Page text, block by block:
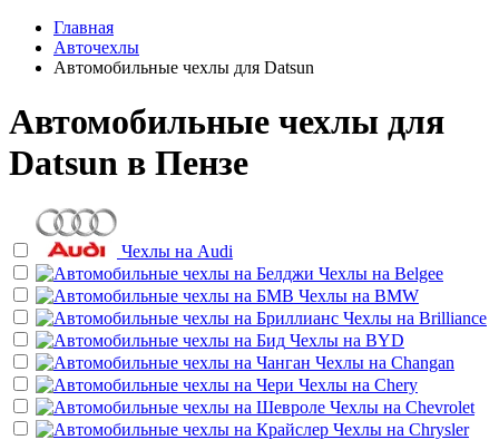
Главная
Авточехлы
Автомобильные чехлы для Datsun
Автомобильные чехлы для
Datsun в Пензе
Чехлы на Audi
Чехлы на Belgee
Чехлы на BMW
Чехлы на Brilliance
Чехлы на BYD
Чехлы на Changan
Чехлы на Chery
Чехлы на Chevrolet
Чехлы на Chrysler